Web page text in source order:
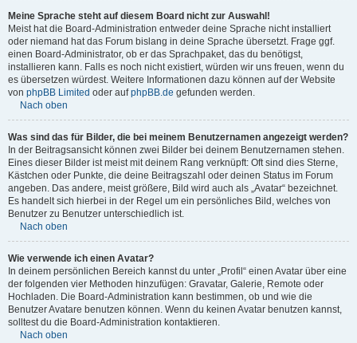
Meine Sprache steht auf diesem Board nicht zur Auswahl!
Meist hat die Board-Administration entweder deine Sprache nicht installiert
oder niemand hat das Forum bislang in deine Sprache übersetzt. Frage ggf.
einen Board-Administrator, ob er das Sprachpaket, das du benötigst,
installieren kann. Falls es noch nicht existiert, würden wir uns freuen, wenn du
es übersetzen würdest. Weitere Informationen dazu können auf der Website
von phpBB Limited oder aufphpBB.de gefunden werden.
Nach oben
Was sind das für Bilder, die bei meinem Benutzernamen angezeigt werden?
In der Beitragsansicht können zwei Bilder bei deinem Benutzernamen stehen.
Eines dieser Bilder ist meist mit deinem Rang verknüpft: Oft sind dies Sterne,
Kästchen oder Punkte, die deine Beitragszahl oder deinen Status im Forum
angeben. Das andere, meist größere, Bild wird auch als „Avatar“ bezeichnet.
Es handelt sich hierbei in der Regel um ein persönliches Bild, welches von
Benutzer zu Benutzer unterschiedlich ist.
Nach oben
Wie verwende ich einen Avatar?
In deinem persönlichen Bereich kannst du unter „Profil“ einen Avatar über eine
der folgenden vier Methoden hinzufügen: Gravatar, Galerie, Remote oder
Hochladen. Die Board-Administration kann bestimmen, ob und wie die
Benutzer Avatare benutzen können. Wenn du keinen Avatar benutzen kannst,
solltest du die Board-Administration kontaktieren.
Nach oben